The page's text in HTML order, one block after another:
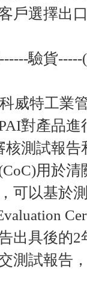
戶選擇出
驗貨
威特工業
對產品進
核測試報
用於清
可以基於
出具後的
測試報告